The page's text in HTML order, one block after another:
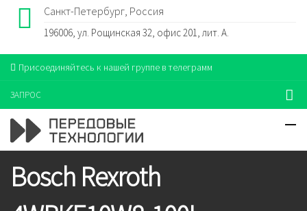
Санкт-Петербург, Россия
196006, ул. Рощинская 32, офис 201, лит. А.
Присоединяйтесь к нашей группе в телеграмм
ЗАПРОС
Bosch Rexroth